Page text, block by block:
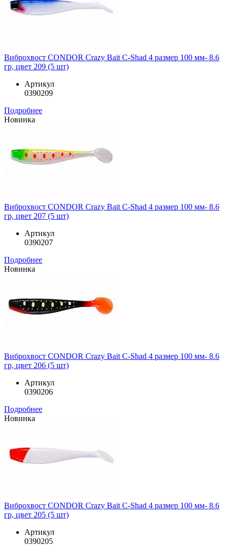
Виброхвост CONDOR Crazy Bait C-Shad 4 размер 100 мм- 8.6
гр, цвет 209 (5 шт)
Артикул
0390209
Подробнее
Новинка
Виброхвост CONDOR Crazy Bait C-Shad 4 размер 100 мм- 8.6
гр, цвет 207 (5 шт)
Артикул
0390207
Подробнее
Новинка
Виброхвост CONDOR Crazy Bait C-Shad 4 размер 100 мм- 8.6
гр, цвет 206 (5 шт)
Артикул
0390206
Подробнее
Новинка
Виброхвост CONDOR Crazy Bait C-Shad 4 размер 100 мм- 8.6
гр, цвет 205 (5 шт)
Артикул
0390205